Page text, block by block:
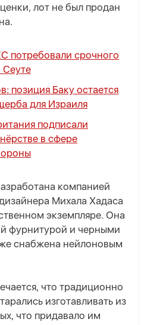
лот не был продан
потребовали срочного
Сеуте
позиция Баку остается
для Израиля
подписали
в сфере
компанией
Михала Хадаса
экземпляре. Она
фурнитурой и черными
снабжена нейлоновым
что традиционно
изготавливать из
что придавало им